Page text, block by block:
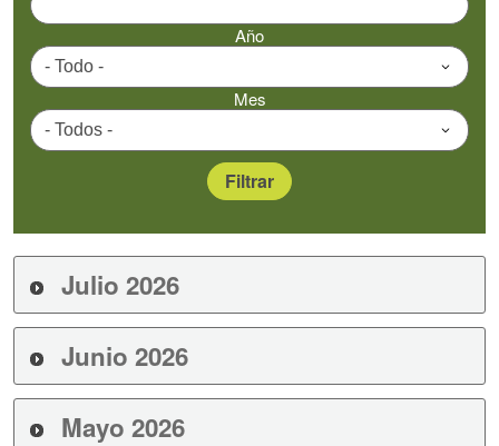
Año
Mes
Julio 2026
Junio 2026
Mayo 2026